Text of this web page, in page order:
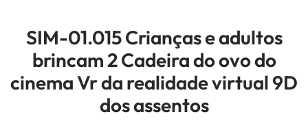
SIM-01.015 Crianças e adultos
brincam 2 Cadeira do ovo do
cinema Vr da realidade virtual 9D
dos assentos